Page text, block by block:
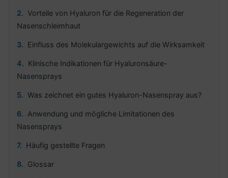
Vorteile von Hyaluron für die Regeneration der
Nasenschleimhaut
Einfluss des Molekulargewichts auf die Wirksamkeit
Klinische Indikationen für Hyaluronsäure-
Nasensprays
Was zeichnet ein gutes Hyaluron-Nasenspray aus?
Anwendung und mögliche Limitationen des
Nasensprays
Häufig gestellte Fragen
Glossar